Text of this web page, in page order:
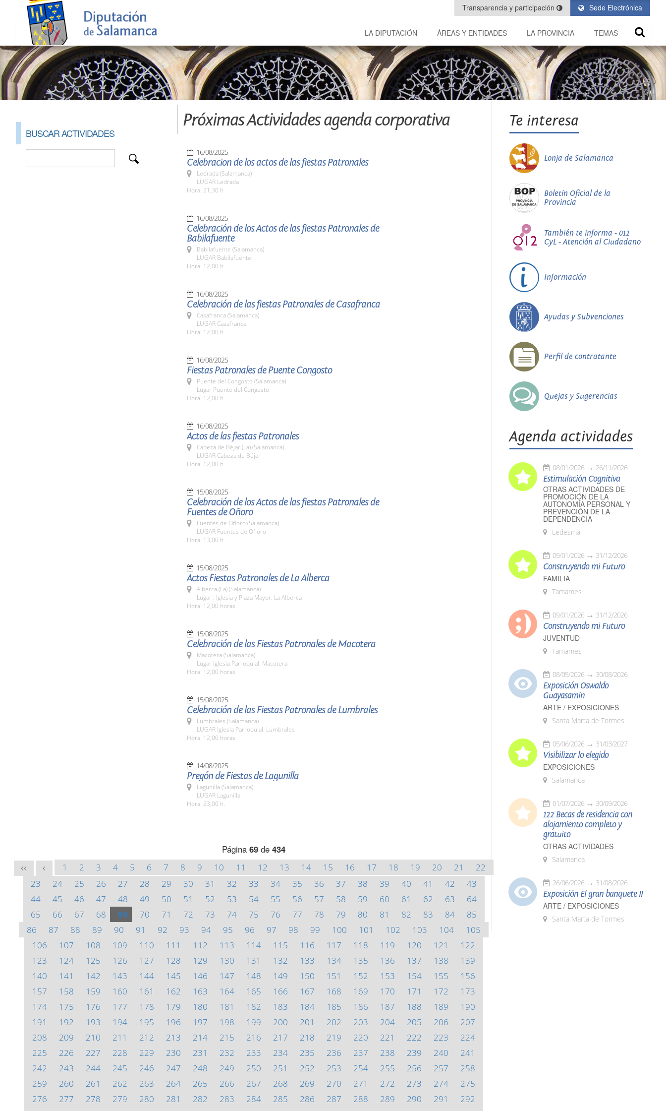
Sede Electrónica
Transparencia y participación
LA DIPUTACIÓN ÁREAS Y ENTIDADES LA PROVINCIA TEMAS
BUSCAR ACTIVIDADES
Próximas Actividades agenda corporativa
16/08/2025
Celebracion de los actos de las fiestas Patronales
Ledrada (Salamanca)
LUGAR Ledrada
Hora: 21,30 h
16/08/2025
Celebración de los Actos de las fiestas Patronales de
Babilafuente
Babilafuente (Salamanca)
LUGAR Babilafuente
Hora: 12,00 h.
16/08/2025
Celebración de las fiestas Patronales de Casafranca
Casafranca (Salamanca)
LUGAR Casafranca
Hora: 12,00 h
16/08/2025
Fiestas Patronales de Puente Congosto
Puente del Congosto (Salamanca)
Lugar Puente del Congosto
Hora: 12,00 h
16/08/2025
Actos de las fiestas Patronales
Cabeza de Béjar (La) (Salamanca)
LUGAR Cabeza de Béjar
Hora: 12,00 h
15/08/2025
Celebración de los Actos de las fiestas Patronales de
Fuentes de Oñoro
Fuentes de Oñoro (Salamanca)
LUGAR Fuentes de Oñoro
Hora: 13,00 h
15/08/2025
Actos Fiestas Patronales de La Alberca
Alberca (La) (Salamanca)
Lugar : Iglesia y Plaza Mayor. La Alberca
Hora: 12,00 horas
15/08/2025
Celebración de las Fiestas Patronales de Macotera
Macotera (Salamanca)
Lugar Iglesia Parroquial. Macotera
Hora: 12,00 horas
15/08/2025
Celebración de las Fiestas Patronales de Lumbrales
Lumbrales (Salamanca)
LUGAR Iglesia Parroquial. Lumbrales
Hora: 12,00 horas
14/08/2025
Pregón de Fiestas de Lagunilla
Lagunilla (Salamanca)
LUGAR Lagunilla
Hora: 23,00 h.
Página 69 de 434
<< < 1 2 3 4 5 6 7 8 9 10 11 12 13 14 15 16 17 18 19 20 21
22
23
24 25 26 27 28 29 30 31 32 33 34 35 36 37 38 39 40 41 42
43
44
45 46 47 48 49 50 51 52 53 54 55 56 57 58 59 60 61 62 63
64
65
66 67 68 69 70 71 72 73 74 75 76 77 78 79 80 81 82 83 84
85
86
87 88 89 90 91 92 93 94 95 96 97 98 99 100 101 102 103 104
105
106
107 108 109 110 111 112 113 114 115 116 117 118 119 120 121
122
123
124 125 126 127 128 129 130 131 132 133 134 135 136 137 138
139
140
141 142 143 144 145 146 147 148 149 150 151 152 153 154 155
156
157
158 159 160 161 162 163 164 165 166 167 168 169 170 171 172
173
174
175 176 177 178 179 180 181 182 183 184 185 186 187 188 189
190
191
192 193 194 195 196 197 198 199 200 201 202 203 204 205 206
207
208
209 210 211 212 213 214 215 216 217 218 219 220 221 222 223
224
225
226 227 228 229 230 231 232 233 234 235 236 237 238 239 240
241
242
243 244 245 246 247 248 249 250 251 252 253 254 255 256 257
258
259
260 261 262 263 264 265 266 267 268 269 270 271 272 273 274
275
276
277 278 279 280 281 282 283 284 285 286 287 288 289 290 291
292
Te interesa
Lonja de Salamanca
Boletín Oficial de la
Provincia
También te informa - 012
CyL - Atención al Ciudadano
Información
Ayudas y Subvenciones
Perfil de contratante
Quejas y Sugerencias
Agenda actividades
08/01/2026 26/11/2026
Estimulación Cognitiva
OTRAS ACTIVIDADES DE
PROMOCIÓN DE LA
AUTONOMÍA PERSONAL Y
PREVENCIÓN DE LA
DEPENDENCIA
Ledesma
09/01/2026 31/12/2026
Construyendo mi Futuro
FAMILIA
Tamames
09/01/2026 31/12/2026
Construyendo mi Futuro
JUVENTUD
Tamames
08/05/2026 30/08/2026
Exposición Oswaldo
Guayasamín
ARTE / EXPOSICIONES
Santa Marta de Tormes
05/06/2026 31/03/2027
Visibilizar lo elegido
EXPOSICIONES
Salamanca
01/07/2026 30/09/2026
122 Becas de residencia con
alojamiento completo y
gratuito
OTRAS ACTIVIDADES
Salamanca
26/06/2026 31/08/2026
Exposición El gran banquete II
ARTE / EXPOSICIONES
Santa Marta de Tormes